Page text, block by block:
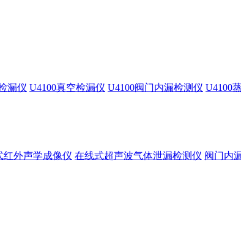
漏仪 U4100真空检漏仪 U4100阀门内漏检测仪 U4100
红外声学成像仪 在线式超声波气体泄漏检测仪 阀门内